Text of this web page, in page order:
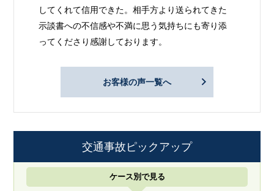
してくれて信用できた。相手方より送られてきた
示談書への不信感や不満に思う気持ちにも寄り添
ってくださり感謝しております。
お客様の声一覧へ
交通事故ピックアップ
ケース別で見る